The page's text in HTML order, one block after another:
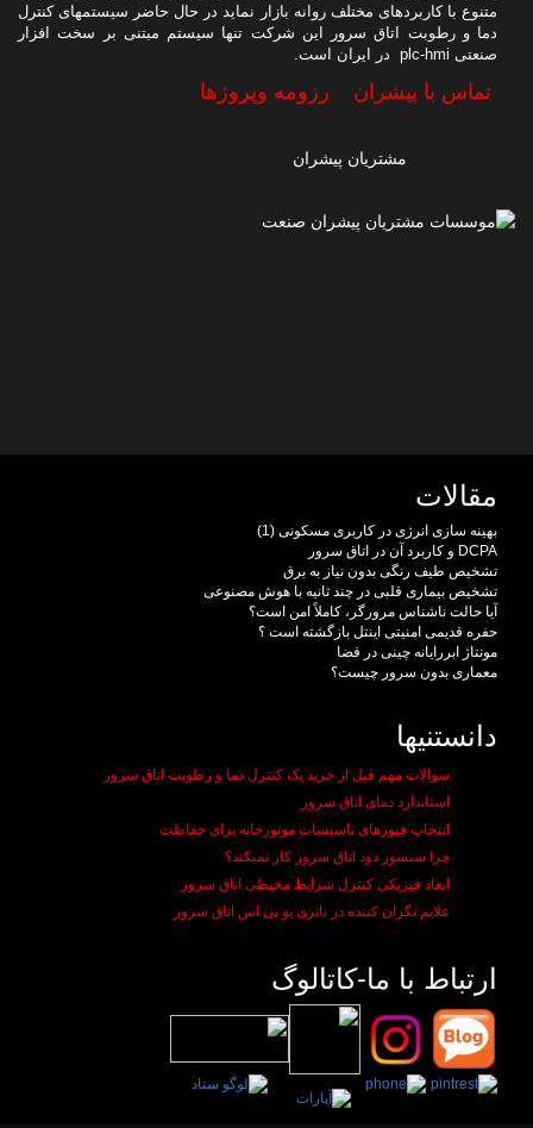
متنوع با کاربردهای مختلف روانه بازار نماید در حال حاضر سیستمهای کنترل
دما و رطوبت اتاق سرور این شرکت تنها سیستم مبتنی بر سخت افزار
صنعتی plc-hmi در ایران است.
تماس با پیشران رزومه وپروژها
مشتریان پیشران
مقالات
بهینه سازی انرژی در کاربری مسکونی (1)
DCPA و کاربرد آن در اتاق سرور
تشخیص طیف رنگی بدون نیاز به برق
تشخیص بیماری قلبی در چند ثانیه با هوش مصنوعی
آیا حالت ناشناس مرورگر، کاملاً امن است؟
حفره قدیمی امنیتی اینتل بازگشته است ؟
مونتاژ ابررایانه چینی در فضا
معماری بدون سرور چیست؟
دانستنیها
سوالات مهم قبل از خرید یک کنترل دما و رطوبت اتاق سرور
استاندارد دمای اتاق سرور
انتخاب فیوزهای تاسیسات موتورخانه برای حفاظت
چرا سنسور دود اتاق سرور کار نمیکند؟
ابعاد فیزیکی کنترل شرایط محیطی اتاق سرور
علایم نگران کننده در باتری یو پی اس اتاق سرور
ارتباط با ما-کاتالوگ